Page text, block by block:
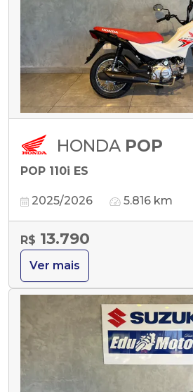
HONDA POP
POP 110i ES
2025/2026 5.816 km
R$ 13.790
Ver mais